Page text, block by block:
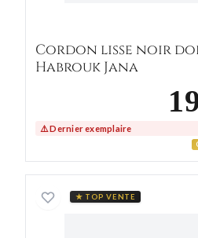
Cordon lisse noir
Habrouk Jana
⚠️ Dernier exemplaire
★ TOP VENTE